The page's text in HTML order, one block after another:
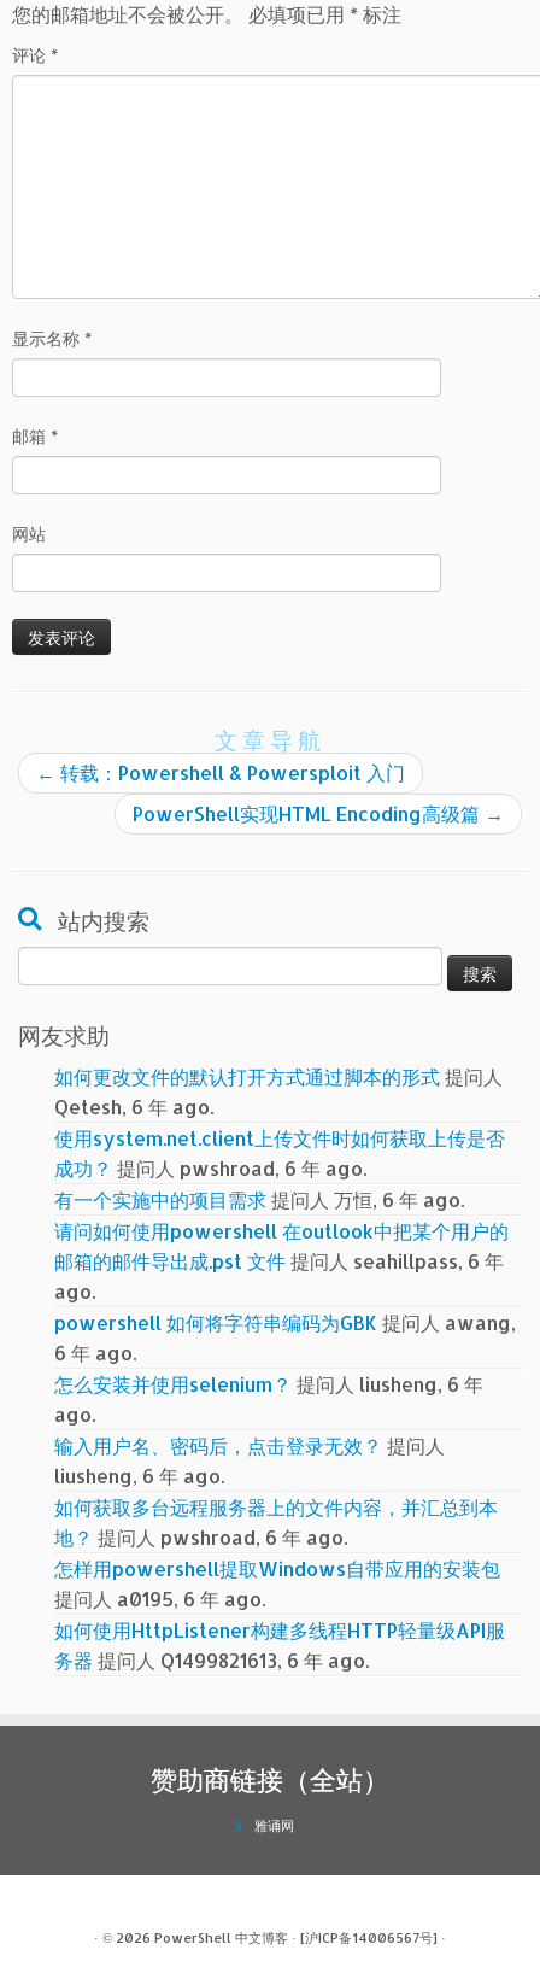
您的邮箱地址不会被公开。
必填项已用 *标注
评论 *
显示名称 *
邮箱 *
网站
文章导航
← 转载：Powershell & Powersploit 入门
PowerShell实现HTML Encoding高级篇 →
站内搜索
索：
网友求助
如何更改文件的默认打开方式通过脚本的形式提问人
Qetesh, 6 年 ago.
使用system.net.client上传文件时如何获取上传是否
成功？ 提问人 pwshroad, 6 年 ago.
有一个实施中的项目需求提问人 万恒, 6 年 ago.
请问如何使用powershell 在outlook中把某个用户的
邮箱的邮件导出成.pst 文件提问人 seahillpass, 6 年
ago.
powershell 如何将字符串编码为GBK 提问人 awang,
6 年 ago.
怎么安装并使用selenium？ 提问人 liusheng, 6 年
ago.
输入用户名、密码后，点击登录无效？ 提问人
liusheng, 6 年 ago.
如何获取多台远程服务器上的文件内容，并汇总到本
地？ 提问人 pwshroad, 6 年 ago.
怎样用powershell提取Windows自带应用的安装包
提问人 a0195, 6 年 ago.
如何使用HttpListener构建多线程HTTP轻量级API服
务器 提问人 Q1499821613, 6 年 ago.
赞助商链接（全站）
雅诵网
· © 2026 PowerShell 中文博客 · [沪ICP备14006567号] ·